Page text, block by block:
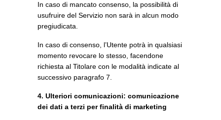
In caso di mancato consenso, la possibilità di
usufruire del Servizio non sarà in alcun modo
pregiudicata.
In caso di consenso, l’Utente potrà in qualsiasi
momento revocare lo stesso, facendone
richiesta al Titolare con le modalità indicate al
successivo paragrafo 7.
4. Ulteriori comunicazioni: comunicazione
dei dati a terzi per finalità di marketing